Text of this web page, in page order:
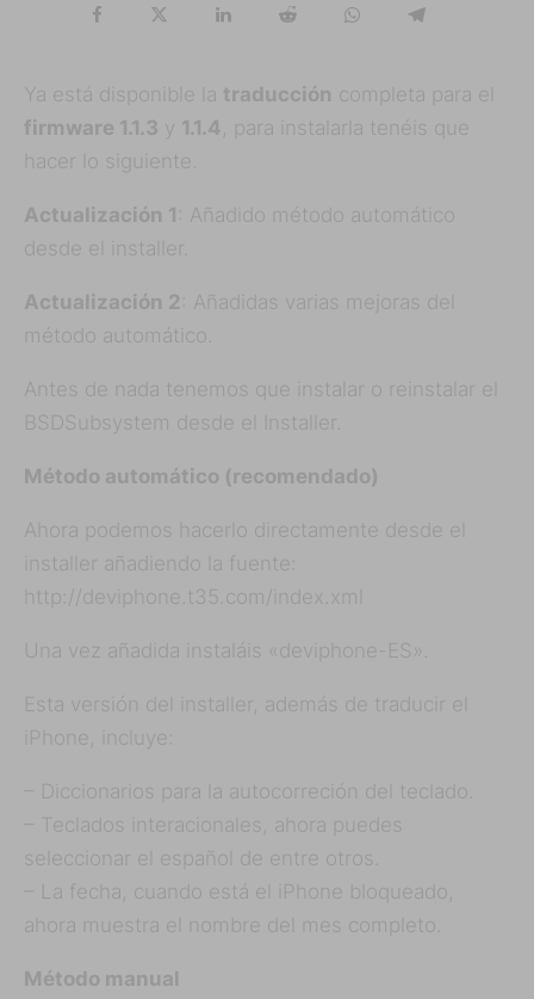
Ya está disponible la traducción completa para el
firmware 1.1.3 y 1.1.4 , para instalarla tenéis que
hacer lo siguiente.
Actualización 1 : Añadido método automático
desde el installer.
Actualización 2 : Añadidas varias mejoras del
método automático.
Antes de nada tenemos que instalar o reinstalar el
BSDSubsystem desde el Installer.
Método automático (recomendado)
Ahora podemos hacerlo directamente desde el
installer añadiendo la fuente:
http://deviphone.t35.com/index.xml
Una vez añadida instaláis «deviphone-ES».
Esta versión del installer, además de traducir el
iPhone, incluye:
– Diccionarios para la autocorreción del teclado.
– Teclados interacionales, ahora puedes
seleccionar el español de entre otros.
– La fecha, cuando está el iPhone bloqueado,
ahora muestra el nombre del mes completo.
Método manual